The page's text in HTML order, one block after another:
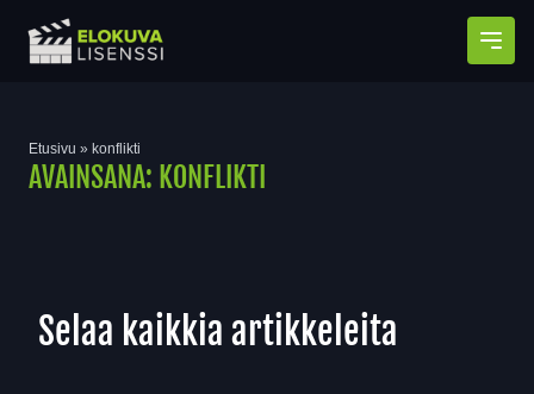
Etusivu » konflikti
AVAINSANA: KONFLIKTI
Selaa kaikkia artikkeleita